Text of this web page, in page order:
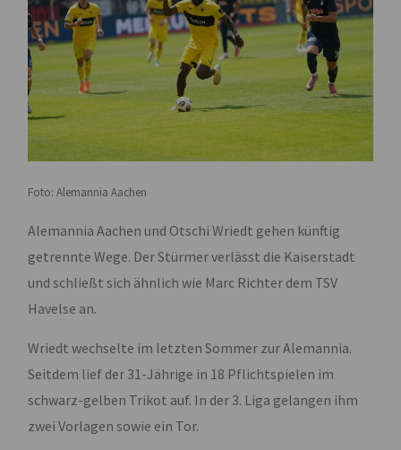
Foto: Alemannia Aachen
Alemannia Aachen und Otschi Wriedt gehen künftig
getrennte Wege. Der Stürmer verlässt die Kaiserstadt
und schließt sich ähnlich wie Marc Richter dem TSV
Havelse an.
Wriedt wechselte im letzten Sommer zur Alemannia.
Seitdem lief der 31-Jährige in 18 Pflichtspielen im
schwarz-gelben Trikot auf. In der 3. Liga gelangen ihm
zwei Vorlagen sowie ein Tor.